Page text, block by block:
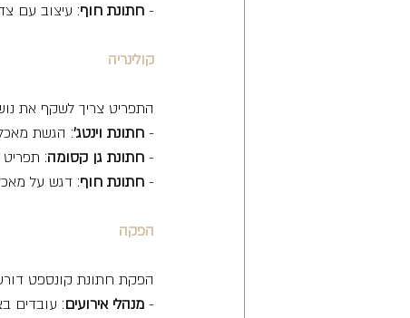
- חתונת חוף: עיצוב עם
קולינריה
התפריט צריך לשקף את
- חתונת וינטג': הגשת
- חתונת גן קסומה: תפריט
- חתונת חוף: דגש על
הפקה
הפקת חתונת קונספט
- מנהלי אירועים: עובדים